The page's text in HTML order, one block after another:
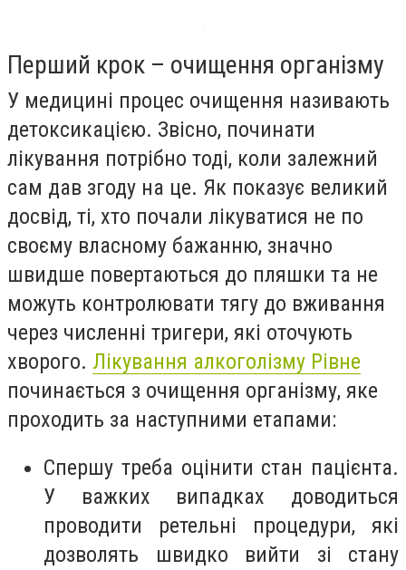
Перший крок – очищення організму
У медицині процес очищення називають
детоксикацією. Звісно, починати
лікування потрібно тоді, коли залежний
сам дав згоду на це. Як показує великий
досвід, ті, хто почали лікуватися не по
своєму власному бажанню, значно
швидше повертаються до пляшки та не
можуть контролювати тягу до вживання
через численні тригери, які оточують
хворого. Лікування алкоголізму Рівне
починається з очищення організму, яке
проходить за наступними етапами:
Спершу треба оцінити стан пацієнта.
У важких випадках доводиться
проводити ретельні процедури, які
дозволять швидко вийти зі стану